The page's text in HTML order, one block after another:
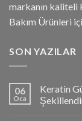
markanın
Bakım Ürünleri
SON YAZILAR
06
Oca
Keratin